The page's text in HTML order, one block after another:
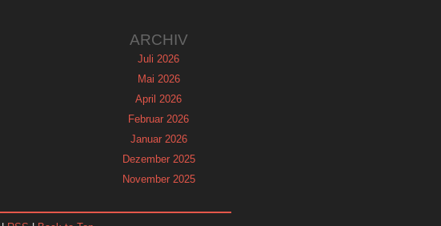
ARCHIV
Juli 2026
Mai 2026
April 2026
Februar 2026
Januar 2026
Dezember 2025
November 2025